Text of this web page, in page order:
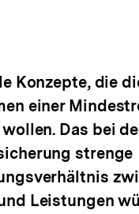
Konzepte, die
einer
Das bei
strenge
Leistungen